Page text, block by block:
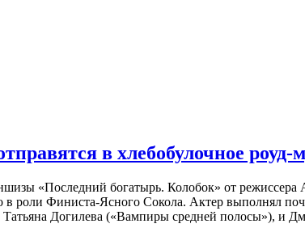
в хлебобулочное роуд-
«Последний богатырь. Колобок» от
роли Финиста-Ясного Сокола. Актер выполнял
Догилева («Вампиры средней полосы»), и